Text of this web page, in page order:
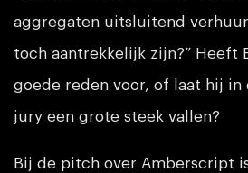
aggregaten uitsluitend
toch aantrekkelijk zijn?” Heeft
goede reden voor, of laat hij in
jury een grote steek vallen?
Bij de pitch over Amberscript